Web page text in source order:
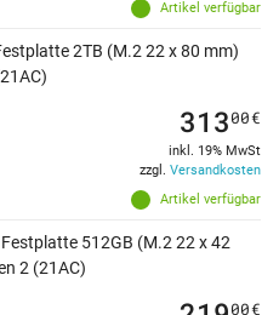
Artikel verfügbar
2TB (M.2 22 x 80 mm)
Artikel verfügbar
31300€
inkl. 19% MwSt
zzgl. Versandkosten
512GB (M.2 22 x 42
2 (21AC)
00€